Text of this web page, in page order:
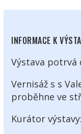
INFORMACE K
Výstava potrvá
Vernisáž s s
proběhne ve
Kurátor